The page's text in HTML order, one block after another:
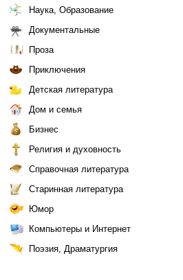
Наука, Образование
Документальные
Проза
Приключения
Детская литература
Дом и семья
Бизнес
Религия и духовность
Справочная литература
Старинная литература
Юмор
Компьютеры и Интернет
Поэзия, Драматургия